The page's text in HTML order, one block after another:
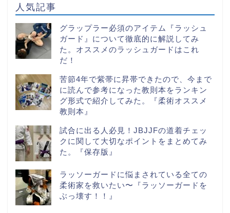
人気記事
グラップラー必須のアイテム『ラッシュ
ガード』について徹底的に解説してみ
た。オススメのラッシュガードはこれ
だ！
苦節4年で紫帯に昇帯できたので、今まで
に読んで参考になった教則本をランキン
グ形式で紹介してみた。『柔術オススメ
教則本』
試合に出る人必見！JBJJFの道着チェッ
クに関して大切なポイントをまとめてみ
た。『保存版』
ラッソーガードに悩まされている全ての
柔術家を救いたい〜『ラッソーガードを
ぶっ壊す！！』